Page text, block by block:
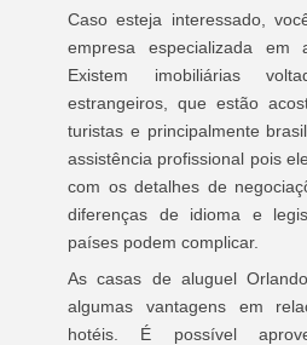
Caso esteja interessado,
empresa especializada em
Existem imobiliárias
estrangeiros, que estão
turistas e principalmente
assistência profissional pois
com os detalhes de
diferenças de idioma e
países podem complicar.
As casas de aluguel
algumas vantagens em
hotéis. É possível